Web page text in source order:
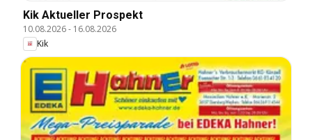
Kik Aktueller Prospekt
10.08.2026- 16.08.2026
Kik